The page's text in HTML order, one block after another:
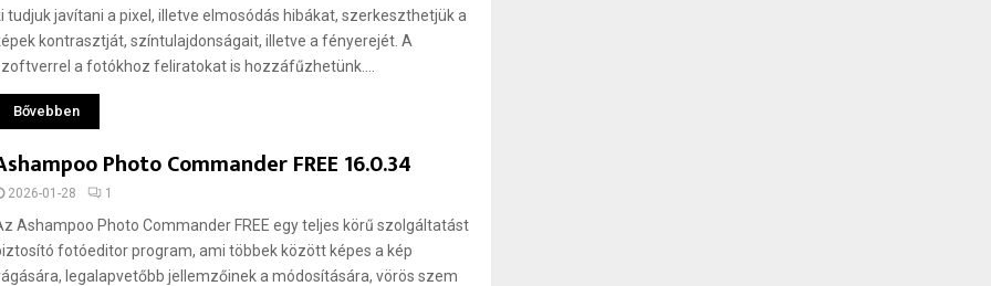
tudjuk javítani a pixel, illetve elmosódás hibákat, szerkeszthetjük a
kontrasztját, színtulajdonságait, illetve a fényerejét. A
a fotókhoz feliratokat is hozzáfűzhetünk....
Bővebben
Photo Commander FREE 16.0.34
2026-01-28 1
Ashampoo Photo Commander FREE egy teljes körű szolgáltatást
fotóeditor program, ami többek között képes a kép
legalapvetőbb jellemzőinek a módosítására, vörös szem